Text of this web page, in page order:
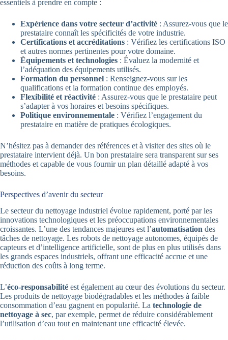
essentiels à prendre en compte :
Expérience dans votre secteur d’activité : Assurez-vous que le
prestataire connaît les spécificités de votre industrie.
Certifications et accréditations : Vérifiez les certifications ISO
et autres normes pertinentes pour votre domaine.
Équipements et technologies : Évaluez la modernité et
l’adéquation des équipements utilisés.
Formation du personnel : Renseignez-vous sur les
qualifications et la formation continue des employés.
Flexibilité et réactivité : Assurez-vous que le prestataire peut
s’adapter à vos horaires et besoins spécifiques.
Politique environnementale : Vérifiez l’engagement du
prestataire en matière de pratiques écologiques.
N’hésitez pas à demander des références et à visiter des sites où le
prestataire intervient déjà. Un bon prestataire sera transparent sur ses
méthodes et capable de vous fournir un plan détaillé adapté à vos
besoins.
Perspectives d’avenir du secteur
Le secteur du nettoyage industriel évolue rapidement, porté par les
innovations technologiques et les préoccupations environnementales
croissantes. L’une des tendances majeures est l’automatisation des
tâches de nettoyage. Les robots de nettoyage autonomes, équipés de
capteurs et d’intelligence artificielle, sont de plus en plus utilisés dans
les grands espaces industriels, offrant une efficacité accrue et une
réduction des coûts à long terme.
L’éco-responsabilité est également au cœur des évolutions du secteur.
Les produits de nettoyage biodégradables et les méthodes à faible
consommation d’eau gagnent en popularité. La technologie de
nettoyage à sec, par exemple, permet de réduire considérablement
l’utilisation d’eau tout en maintenant une efficacité élevée.